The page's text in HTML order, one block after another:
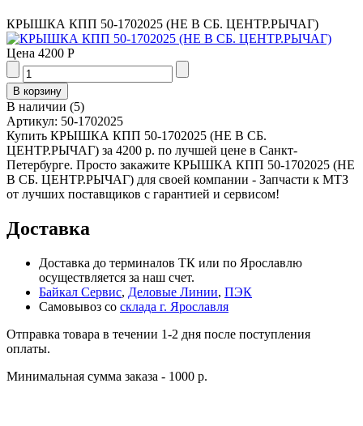
КРЫШКА КПП 50-1702025 (НЕ В СБ. ЦЕНТР.РЫЧАГ)
Цена 4200 Р
В наличии (5)
Артикул: 50-1702025
Купить КРЫШКА КПП 50-1702025 (НЕ В СБ.
ЦЕНТР.РЫЧАГ) за 4200 р. по лучшей цене в Санкт-
Петербурге. Просто закажите КРЫШКА КПП 50-1702025 (НЕ
В СБ. ЦЕНТР.РЫЧАГ) для своей компании - Запчасти к МТЗ
от лучших поставщиков с гарантией и сервисом!
Доставка
Доставка до терминалов ТК или по Ярославлю
осуществляется за наш счет.
Байкал Сервис, Деловые Линии, ПЭК
Самовывоз со склада г. Ярославля
Отправка товара в течении 1-2 дня после поступления
оплаты.
Минимальная сумма заказа - 1000 р.